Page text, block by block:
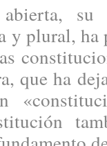
su
y plural, ha
que ha